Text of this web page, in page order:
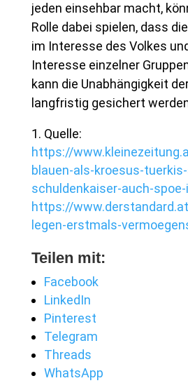
jeden einsehbar macht,
Rolle dabei spielen, dass
im Interesse des Volkes
Interesse einzelner
kann die Unabhängigkeit
langfristig gesichert
Quelle:
https://
blauen-als-kroesus-
schuldenkaiser-auch-
https://
legen-erstmals-
Teilen mit:
Facebook
LinkedIn
Pinterest
Telegram
Threads
WhatsApp